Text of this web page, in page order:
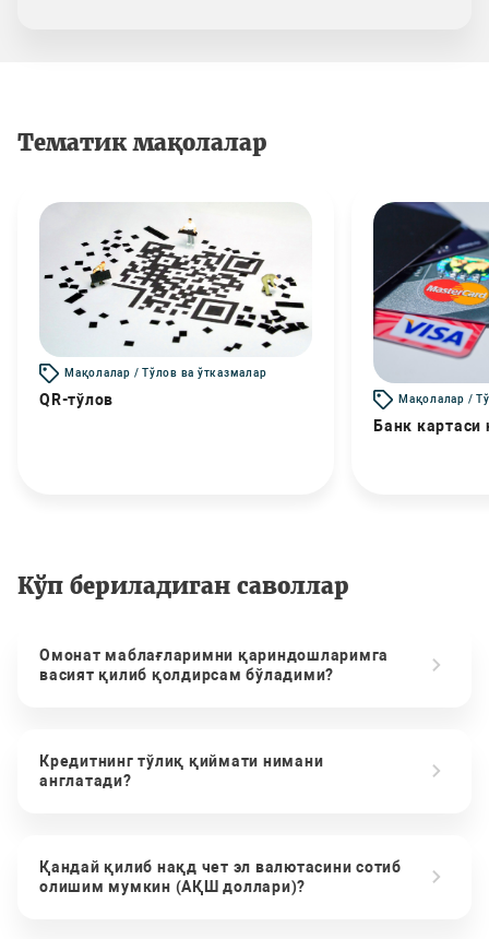
Тематик мақолалар
Мақолалар / Тўлов ва ўтказмалар
QR-тўлов Мақолалар /
Банк картаси
Кўп бериладиган саволлар
Омонат маблағларимни қариндошларимга
васият қилиб қолдирсам бўладими?
Кредитнинг тўлиқ қиймати нимани
англатади?
Қандай қилиб нақд чет эл валютасини сотиб
олишим мумкин (АҚШ доллари)?